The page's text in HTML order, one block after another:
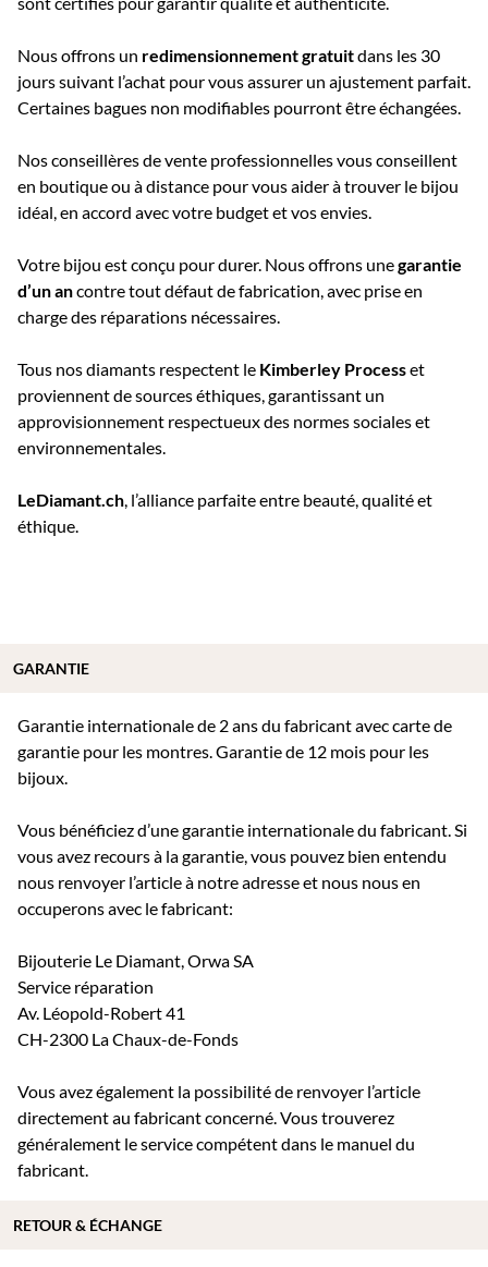
Nous offrons un redimensionnement gratuitdans les 30
jours suivant l’achat pour vous assurer un ajustement parfait.
Certaines bagues non modifiables pourront être échangées.
Nos conseillères de vente professionnelles vous conseillent
en boutique ou à distance pour vous aider à trouver le bijou
idéal, en accord avec votre budget et vos envies.
Votre bijou est conçu pour durer. Nous offrons unegarantie
d’un ancontre tout défaut de fabrication, avec prise en
charge des réparations nécessaires.
Tous nos diamants respectent le Kimberley Processet
proviennent de sources éthiques, garantissant un
approvisionnement respectueux des normes sociales et
environnementales.
LeDiamant.ch , l’alliance parfaite entre beauté, qualité et
éthique.
Garantie internationale de 2 ans du fabricant avec carte de
garantie pour les montres. Garantie de 12 mois pour les
bijoux.
Vous bénéficiez d’une garantie internationale du fabricant. Si
vous avez recours à la garantie, vous pouvez bien entendu
nous renvoyer l’article à notre adresse et nous nous en
occuperons avec le fabricant:
Bijouterie Le Diamant, Orwa SA
Service réparation
Av. Léopold-Robert 41
CH-2300 La Chaux-de-Fonds
Vous avez également la possibilité de renvoyer l’article
directement au fabricant concerné. Vous trouverez
généralement le service compétent dans le manuel du
fabricant.
GARANTIE
RETOUR & ÉCHANGE